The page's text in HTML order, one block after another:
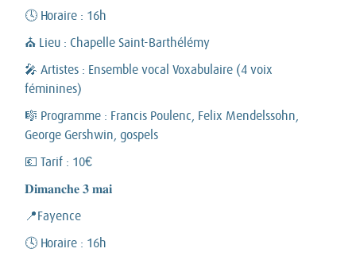
🕓 Horaire : 16h
⛪ Lieu : Chapelle Saint-Barthélémy
🎤 Artistes : Ensemble vocal Voxabulaire (4 voix
féminines)
🎼 Programme : Francis Poulenc, Felix Mendelssohn,
George Gershwin, gospels
💶 Tarif : 10€
𝐃𝐢𝐦𝐚𝐧𝐜𝐡𝐞 𝟑 𝐦𝐚𝐢
📍Fayence
🕓 Horaire : 16h